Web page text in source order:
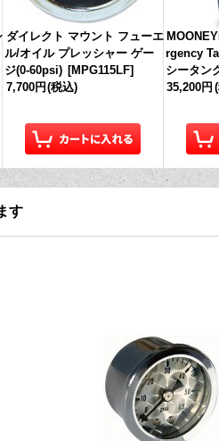
ダイレクト マウント フューエ
ル/オイル プレッシャー ゲー
ジ(0-60psi) [MPG115LF]
7,700円 (税込)
rgency
シータン
35,200円
す